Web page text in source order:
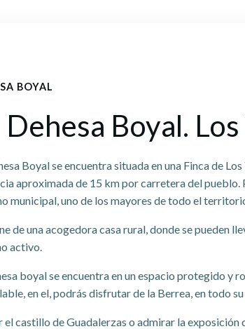
BOYAL
Dehesa Boyal.
Boyal se encuentra situada en una Finca de
aproximada de 15 km por carretera del pueblo.
municipal, uno de los mayores de todo el
de una acogedora casa rural, donde se pueden
activo.
boyal se encuentra en un espacio protegido y
en el, podrás disfrutar de la Berrea, en todo
el castillo de Guadalerzas o admirar la exposición